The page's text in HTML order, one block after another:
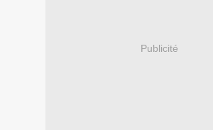
Publicité